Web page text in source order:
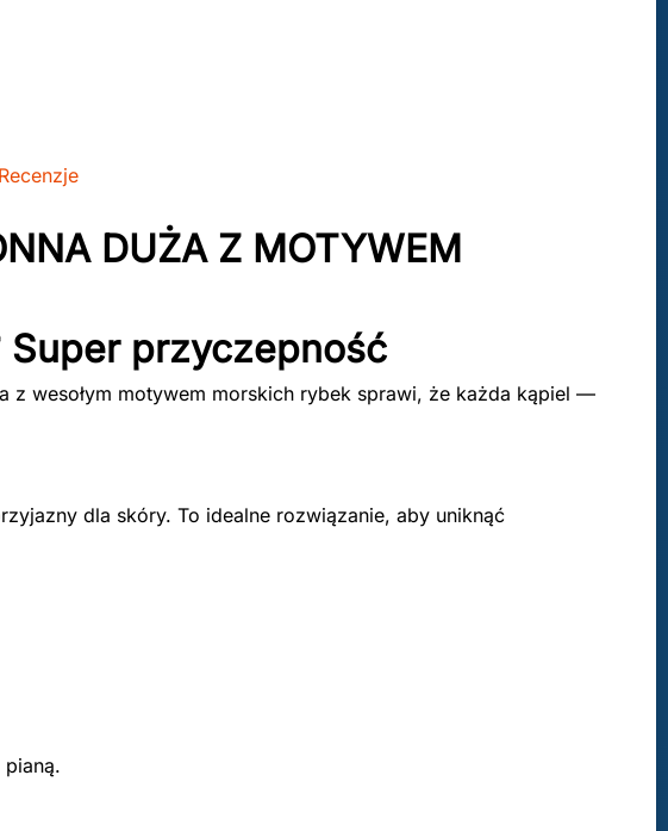
Recenzje
DUŻA Z MOTYWEM
przyczepność
z wesołym motywem morskich rybek sprawi, że każda kąpiel —
dla skóry. To idealne rozwiązanie, aby uniknąć